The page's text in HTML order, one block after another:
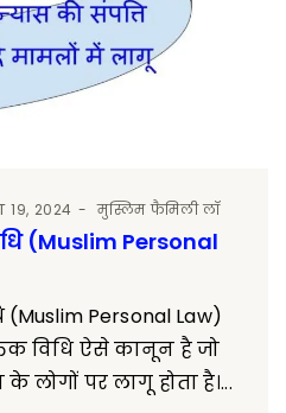
19, 2024 मुस्लिम फैमिली लॉ
(Muslim Personal
Personal Law)
विधि ऐसे कानून है जो
पर लागू होता है।...